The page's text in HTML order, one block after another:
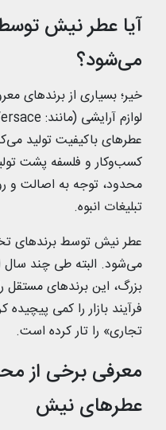
آیا عطر نیش
می‌شود؟
خیر؛ بسیاری از
عطرهای باکیفیت تولید
کسب‌‌وکار و فلسفه پشت
محدود، توجه به اصالت و
تبلیغات انبوه.
عطر نیش توسط برندهای
می‌شود. البته طی چند سال
بزرگ، این برندهای مستقل
فرآیند بازار را کمی
تجاری» را تار کرده است.
معرفی برخی از
عطرهای نیش